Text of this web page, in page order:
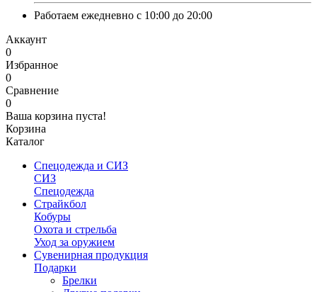
Работаем ежедневно с 10:00 до 20:00
Аккаунт
0
Избранное
0
Сравнение
0
Ваша корзина пуста!
Корзина
Каталог
Спецодежда и СИЗ
СИЗ
Спецодежда
Страйкбол
Кобуры
Охота и стрельба
Уход за оружием
Сувенирная продукция
Подарки
Брелки